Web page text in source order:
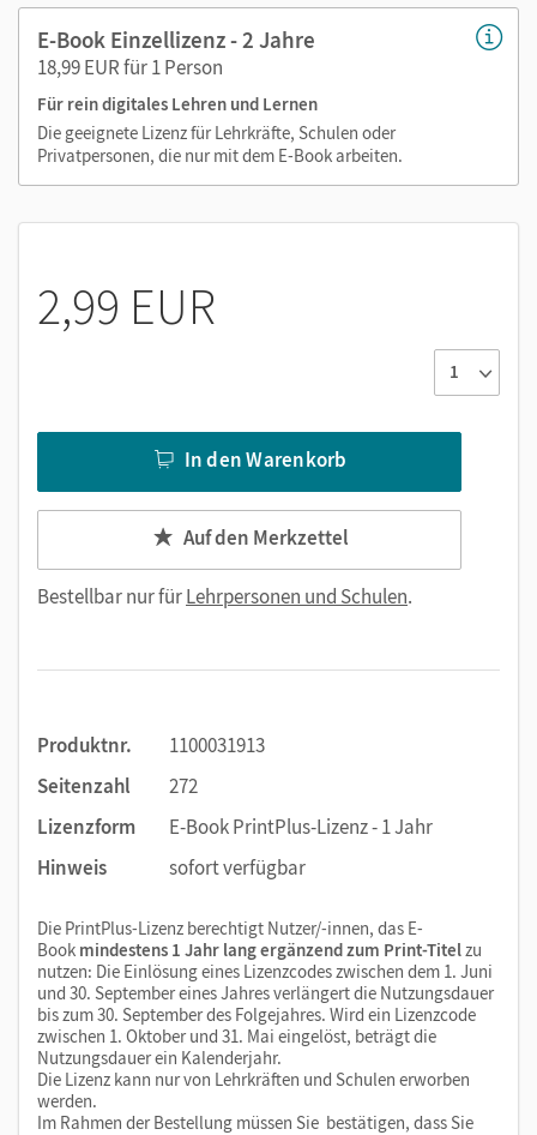
Videos
Animationen und Simulationen
PDF-Dateien
Externe Weblinks
Neu: barrierefreie Funktionen
E-Book Einzellizenz - 2 Jahre
18,99 EUR für 1 Person
Für rein digitales Lehren und Lernen
Die geeignete Lizenz für Lehrkräfte, Schulen oder
Privatpersonen, die nur mit dem E-Book arbeiten.
2,99 EUR
In den Warenkorb
Auf den Merkzettel
Bestellbar nur fürLehrpersonen und Schulen.
Produktnr.
1100031913
Seitenzahl
272
Lizenzform
E-Book PrintPlus-Lizenz - 1 Jahr
Hinweis
sofort verfügbar
Die PrintPlus-Lizenz berechtigt Nutzer/-innen, das E-
Book mindestens 1 Jahr lang ergänzend zum Print-Titelzu
nutzen: Die Einlösung eines Lizenzcodes zwischen dem 1. Juni
und 30. September eines Jahres verlängert die Nutzungsdauer
bis zum 30. September des Folgejahres. Wird ein Lizenzcode
zwischen 1. Oktober und 31. Mai eingelöst, beträgt die
Nutzungsdauer ein Kalenderjahr.
Die Lizenz kann nur von Lehrkräften und Schulen erworben
werden.
Im Rahmen der Bestellung müssen Sie bestätigen, dass Sie